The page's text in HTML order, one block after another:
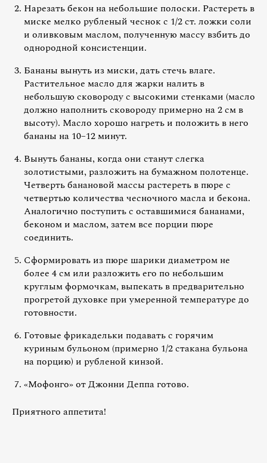
Нарезать бекон на небольшие полоски. Растереть в
миске мелко рубленый чеснок с 1/2 ст. ложки соли
и оливковым маслом, полученную массу взбить до
однородной консистенции.
Бананы вынуть из миски, дать стечь влаге.
Растительное масло для жарки налить в
небольшую сковороду с высокими стенками (масло
должно наполнить сковороду примерно на 2 см в
высоту). Масло хорошо нагреть и положить в него
бананы на 10–12 минут.
Вынуть бананы, когда они станут слегка
золотистыми, разложить на бумажном полотенце.
Четверть банановой массы растереть в пюре с
четвертью количества чесночного масла и бекона.
Аналогично поступить с оставшимися бананами,
беконом и маслом, затем все порции пюре
соединить.
Сформировать из пюре шарики диаметром не
более 4 см или разложить его по небольшим
круглым формочкам, выпекать в предварительно
прогретой духовке при умеренной температуре до
готовности.
Готовые фрикадельки подавать с горячим
куриным бульоном (примерно 1/2 стакана бульона
на порцию) и рубленой кинзой.
«Мофонго» от Джонни Деппа готово.
Приятного аппетита!